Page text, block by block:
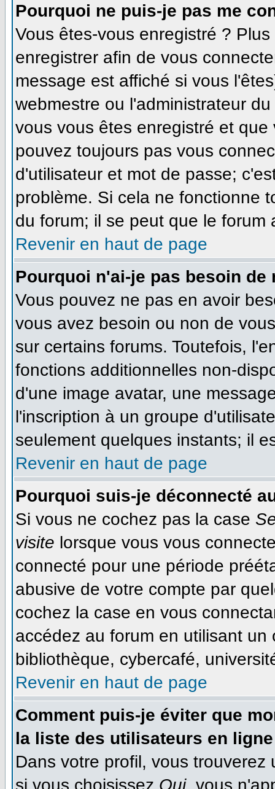
Pourquoi ne puis-je pas me
Vous êtes-vous enregistré ?
enregistrer afin de vous
message est affiché si vous
webmestre ou l'administrateur
vous vous êtes enregistré et
pouvez toujours pas vous
d'utilisateur et mot de passe;
problème. Si cela ne fonctionne
du forum; il se peut que le forum
Revenir en haut de page
Pourquoi n'ai-je pas besoin de
Vous pouvez ne pas en avoir
vous avez besoin ou non de
sur certains forums. Toutefois,
fonctions additionnelles non-
d'une image avatar, une
l'inscription à un groupe
seulement quelques instants; il
Revenir en haut de page
Pourquoi suis-je déconnecté
Si vous ne cochez pas la case
visite lorsque vous vous
connecté pour une période
abusive de votre compte par
cochez la case en vous
accédez au forum en utilisant
bibliothèque, cybercafé,
Revenir en haut de page
Comment puis-je éviter que
la liste des utilisateurs en
Dans votre profil, vous
si vous choisissez Oui, vous